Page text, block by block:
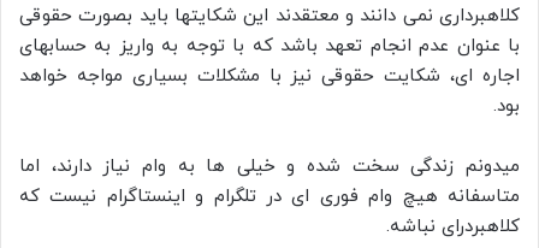
کلاهبرداری نمی دانند و معتقدند این شکایتها باید بصورت حقوقی
با عنوان عدم انجام تعهد باشد که با توجه به واریز به حسابهای
اجاره ای، شکایت حقوقی نیز با مشکلات بسیاری مواجه خواهد
بود.
میدونم زندگی سخت شده و خیلی ها به وام نیاز دارند، اما
متاسفانه هیچ وام فوری ای در تلگرام و اینستاگرام نیست که
کلاهبردرای نباشه.